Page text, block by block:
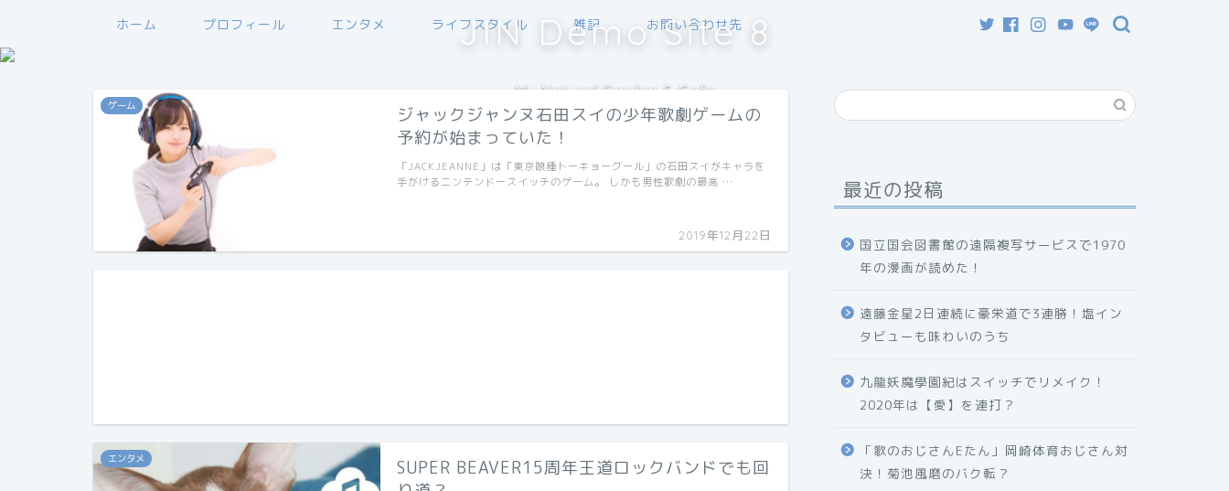
ホーム プロフィール エンタメ ライフスタイル 雑記 お問い合わせ先
JIN Demo Site 8
My Natural Garden & Cafe
ゲーム
ジャックジャンヌ石田スイの少年歌劇ゲームの
予約が始まっていた！
2019年12月22日
「JACKJEANNE」は「東京喰種トーキョーグール」の石田スイがキャラを
手がけるニンテンドースイッチのゲーム。 しかも男性歌劇の最高 …
エンタメ
SUPER BEAVER15周年王道ロックバンドでも回
最近の投稿
国立国会図書館の遠隔複写サービスで1970
年の漫画が読めた！
遠藤金星2日連続に豪栄道で3連勝！塩イン
タビューも味わいのうち
九龍妖魔學園紀はスイッチでリメイク！
2020年は【愛】を連打？
「歌のおじさんEたん」岡崎体育おじさん対
決！菊池風磨のバク転？